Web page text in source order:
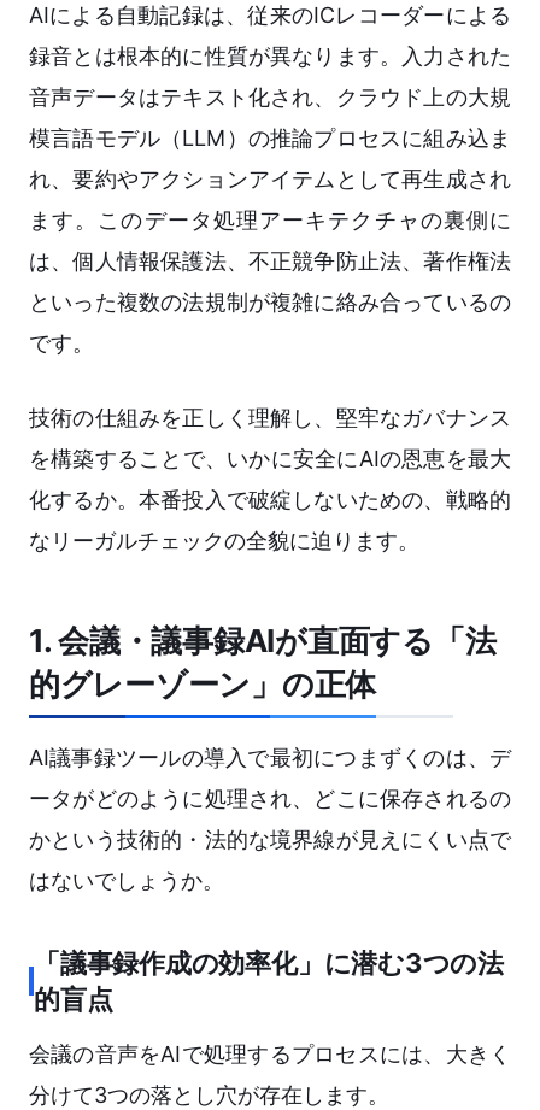
AIによる自動記録は、従来のICレコーダーによる
録音とは根本的に性質が異なります。入力された
音声データはテキスト化され、クラウド上の大規
模言語モデル（LLM）の推論プロセスに組み込ま
れ、要約やアクションアイテムとして再生成され
ます。このデータ処理アーキテクチャの裏側に
は、個人情報保護法、不正競争防止法、著作権法
といった複数の法規制が複雑に絡み合っているの
です。
技術の仕組みを正しく理解し、堅牢なガバナンス
を構築することで、いかに安全にAIの恩恵を最大
化するか。本番投入で破綻しないための、戦略的
なリーガルチェックの全貌に迫ります。
1. 会議・議事録AIが直面する「法
的グレーゾーン」の正体
AI議事録ツールの導入で最初につまずくのは、デ
ータがどのように処理され、どこに保存されるの
かという技術的・法的な境界線が見えにくい点で
はないでしょうか。
「議事録作成の効率化」に潜む3つの法
的盲点
会議の音声をAIで処理するプロセスには、大きく
分けて3つの落とし穴が存在します。